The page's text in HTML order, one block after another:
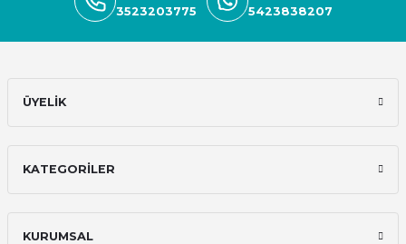
%0
Karbosan
%0
Karbosan
3523203775 5423838207
ÜYELİK
KATEGORİLER
KURUMSAL